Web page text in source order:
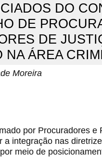
DO
DE
DE
NA ÁREA
Moreira
por Procuradores
a integração nas
meio de